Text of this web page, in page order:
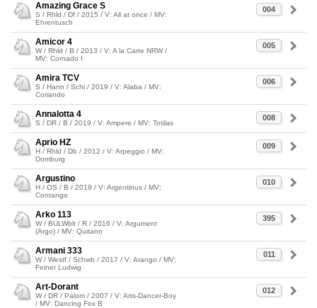
004
Amazing Grace S
S / Rhld / Df / 2015 / V: All at once / MV:
Ehrentusch
005
Amicor 4
W / Rhld / B / 2013 / V: A la Carte NRW /
MV: Cornado I
006
Amira TCV
S / Hann / Schi / 2019 / V: Alaba / MV:
Coriando
008
Annalotta 4
S / DR / B / 2019 / V: Ampere / MV: Totilas
009
Aprio HZ
H / Rhld / Db / 2012 / V: Arpeggio / MV:
Domburg
010
Argustino
H / OS / B / 2019 / V: Argentinus / MV:
Contango
395
Arko 113
W / BULWblt / R / 2016 / V: Argument
(Argo) / MV: Quitano
011
Armani 333
W / Westf / Schwb / 2017 / V: Arango / MV:
Feiner Ludwig
012
Art-Dorant
W / DR / Palom / 2007 / V: Arts-Dancer-Boy
/ MV: Dancing Fox B